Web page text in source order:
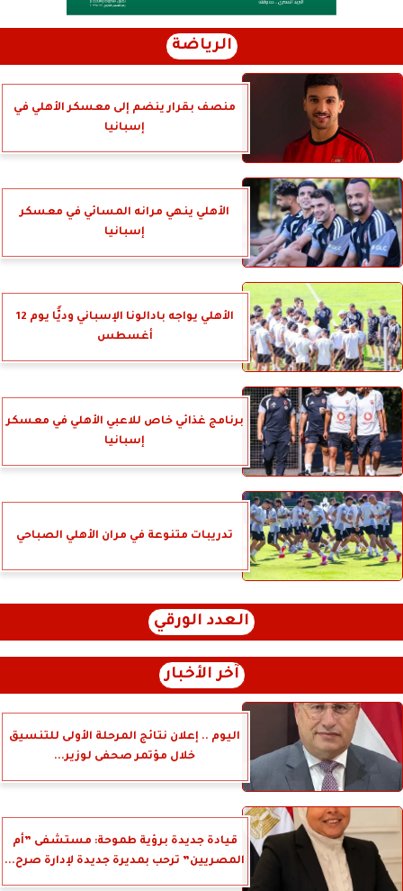
الرياضة
منصف بقرار ينضم إلى معسكر الأهلي في
إسبانيا
الأهلي ينهي مرانه المسائي في معسكر
إسبانيا
الأهلي يواجه بادالونا الإسباني وديًّا يوم 12
أغسطس
برنامج غذائي خاص للاعبي الأهلي في معسكر
إسبانيا
تدريبات متنوعة في مران الأهلي الصباحي
العدد الورقي
آخر الأخبار
اليوم .. إعلان نتائج المرحلة الأولى للتنسيق
خلال مؤتمر صحفى لوزير...
قيادة جديدة برؤية طموحة: مستشفى ”أم
المصريين” ترحب بمديرة جديدة لإدارة صرح...